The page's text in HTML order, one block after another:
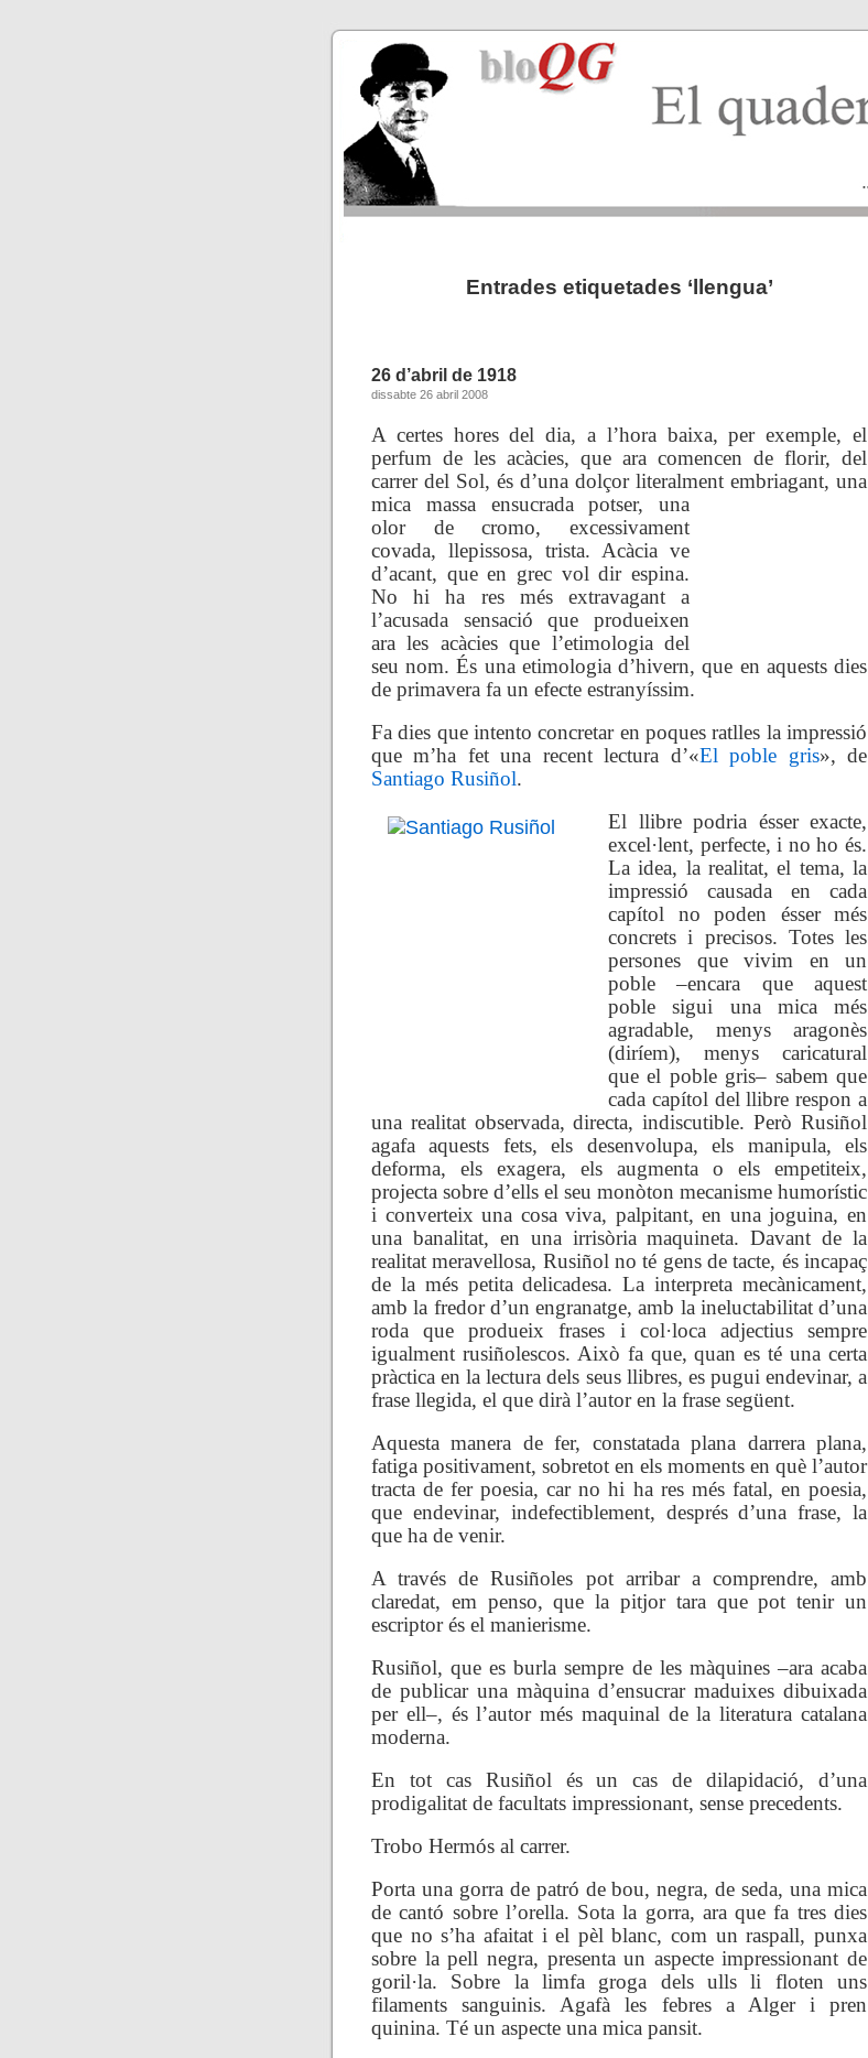
Entrades etiquetades ‘llengua’
26 d’abril de 1918
dissabte 26 abril 2008
A certes hores del dia, a l’hora baixa, per exemple, el
perfum de les acàcies, que ara comencen de florir, del
carrer del Sol, és d’una dolçor literalment embriagant, una
mica massa ensucrada potser, una
olor de cromo, excessivament
covada, llepissosa, trista. Acàcia ve
d’acant, que en grec vol dir espina.
No hi ha res més extravagant a
l’acusada sensació que produeixen
ara les acàcies que l’etimologia del
seu nom. És una etimologia d’hivern, que en aquests dies
de primavera fa un efecte estranyíssim.
Fa dies que intento concretar en poques ratlles la impressió
que m’ha fet una recent lectura d’«El poble gris», de
Santiago Rusiñol.
El llibre podria ésser exacte,
excel·lent, perfecte, i no ho és.
La idea, la realitat, el tema, la
impressió causada en cada
capítol no poden ésser més
concrets i precisos. Totes les
persones que vivim en un
poble –encara que aquest
poble sigui una mica més
agradable, menys aragonès
(diríem), menys caricatural
que el poble gris– sabem que
cada capítol del llibre respon a
una realitat observada, directa, indiscutible. Però Rusiñol
agafa aquests fets, els desenvolupa, els manipula, els
deforma, els exagera, els augmenta o els empetiteix,
projecta sobre d’ells el seu monòton mecanisme humorístic
i converteix una cosa viva, palpitant, en una joguina, en
una banalitat, en una irrisòria maquineta. Davant de la
realitat meravellosa, Rusiñol no té gens de tacte, és incapaç
de la més petita delicadesa. La interpreta mecànicament,
amb la fredor d’un engranatge, amb la ineluctabilitat d’una
roda que produeix frases i col·loca adjectius sempre
igualment rusiñolescos. Això fa que, quan es té una certa
pràctica en la lectura dels seus llibres, es pugui endevinar, a
frase llegida, el que dirà l’autor en la frase següent.
Aquesta manera de fer, constatada plana darrera plana,
fatiga positivament, sobretot en els moments en què l’autor
tracta de fer poesia, car no hi ha res més fatal, en poesia,
que endevinar, indefectiblement, després d’una frase, la
que ha de venir.
A través de Rusiñoles pot arribar a comprendre, amb
claredat, em penso, que la pitjor tara que pot tenir un
escriptor és el manierisme.
Rusiñol, que es burla sempre de les màquines –ara acaba
de publicar una màquina d’ensucrar maduixes dibuixada
per ell–, és l’autor més maquinal de la literatura catalana
moderna.
En tot cas Rusiñol és un cas de dilapidació, d’una
prodigalitat de facultats impressionant, sense precedents.
Trobo Hermós al carrer.
Porta una gorra de patró de bou, negra, de seda, una mica
de cantó sobre l’orella. Sota la gorra, ara que fa tres dies
que no s’ha afaitat i el pèl blanc, com un raspall, punxa
sobre la pell negra, presenta un aspecte impressionant de
goril·la. Sobre la limfa groga dels ulls li floten uns
filaments sanguinis. Agafà les febres a Alger i pren
quinina. Té un aspecte una mica pansit.